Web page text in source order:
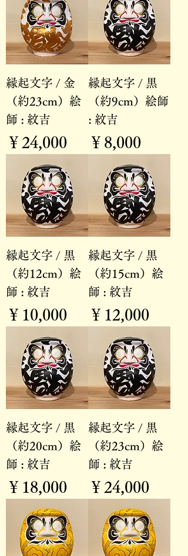
縁起文字 / 金
（約23cm）絵
師 : 紋吉
価格
￥24,000
縁起文字 / 黒
（約9cm）絵師
: 紋吉
価格
￥8,000
縁起文字 / 黒
（約12cm）絵
師 : 紋吉
価格
￥10,000
縁起文字 / 黒
（約15cm）絵
師 : 紋吉
価格
￥12,000
縁起文字 / 黒
（約20cm）絵
師 : 紋吉
価格
￥18,000
縁起文字 / 黒
（約23cm）絵
師 : 紋吉
価格
￥24,000